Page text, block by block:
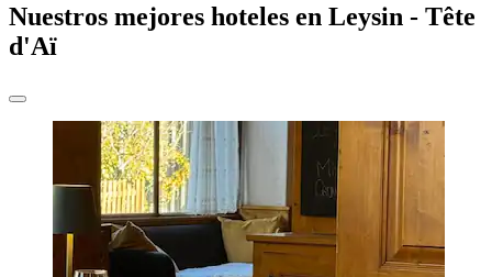
Nuestros mejores hoteles en Leysin - Tête
d'Aï